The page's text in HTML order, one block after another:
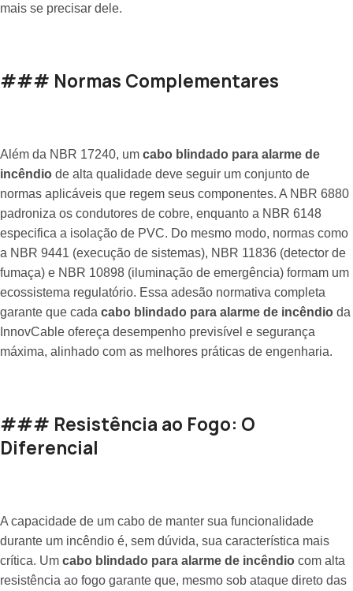
mais se precisar dele.
### Normas Complementares
Além da NBR 17240, um cabo blindado para alarme de
incêndio de alta qualidade deve seguir um conjunto de
normas aplicáveis que regem seus componentes. A NBR 6880
padroniza os condutores de cobre, enquanto a NBR 6148
especifica a isolação de PVC. Do mesmo modo, normas como
a NBR 9441 (execução de sistemas), NBR 11836 (detector de
fumaça) e NBR 10898 (iluminação de emergência) formam um
ecossistema regulatório. Essa adesão normativa completa
garante que cada cabo blindado para alarme de incêndio da
InnovCable ofereça desempenho previsível e segurança
máxima, alinhado com as melhores práticas de engenharia.
### Resistência ao Fogo: O
Diferencial
A capacidade de um cabo de manter sua funcionalidade
durante um incêndio é, sem dúvida, sua característica mais
crítica. Um cabo blindado para alarme de incêndio com alta
resistência ao fogo garante que, mesmo sob ataque direto das